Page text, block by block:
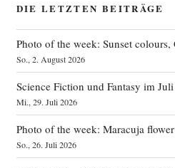
DIE LETZTEN BEITRÄGE
Photo of the week: Sunset colours,
So., 2. August 2026
Science Fiction und Fantasy im
Mi., 29. Juli 2026
Photo of the week: Maracuja flower
So., 26. Juli 2026